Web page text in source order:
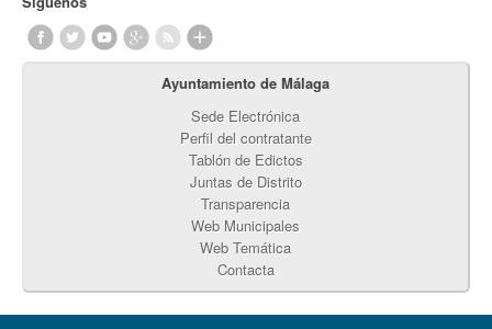
Ayuntamiento de Málaga
Sede Electrónica
Perfil del contratante
Tablón de Edictos
Juntas de Distrito
Transparencia
Web Municipales
Web Temática
Contacta